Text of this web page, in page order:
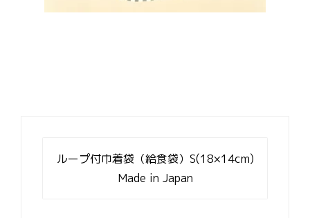
ループ付巾着袋（給食袋）S(18×14cm)
Made in Japan